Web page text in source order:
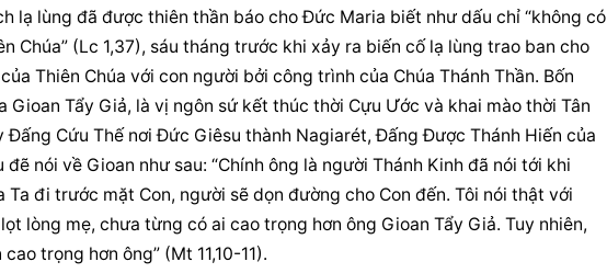
lạ lùng đã được thiên thần báo cho Đức Maria biết như dấu chỉ “không có
Chúa” (Lc 1,37), sáu tháng trước khi xảy ra biến cố lạ lùng trao ban cho
Thiên Chúa với con người bởi công trình của Chúa Thánh Thần. Bốn
Gioan Tẩy Giả, là vị ngôn sứ kết thúc thời Cựu Ước và khai mào thời Tân
Cứu Thế nơi Đức Giêsu thành Nagiarét, Đấng Được Thánh Hiến của
nói về Gioan như sau: “Chính ông là người Thánh Kinh đã nói tới khi
Ta đi trước mặt Con, người sẽ dọn đường cho Con đến. Tôi nói thật với
lòng mẹ, chưa từng có ai cao trọng hơn ông Gioan Tẩy Giả. Tuy nhiên,
trọng hơn ông” (Mt 11,10-11).